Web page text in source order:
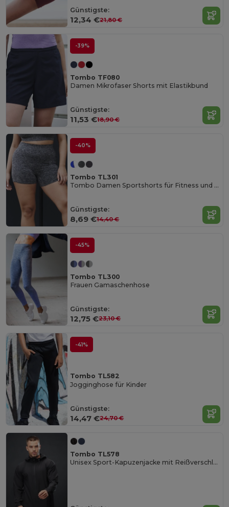
Günstigste:
12,34 €21,80 €
-39%
Tombo TF080
Damen Mikrofaser Shorts mit Elastikbund
Günstigste:
11,53 €18,90 €
-40%
Tombo TL301
Tombo Damen Sportshorts für Fitness und Training
Günstigste:
8,69 €14,40 €
-45%
Tombo TL300
Frauen Gamaschenhose
Günstigste:
12,75 €23,10 €
-41%
Tombo TL582
Jogginghose für Kinder
Günstigste:
14,47 €24,70 €
Tombo TL578
Unisex Sport-Kapuzenjacke mit Reißverschluss